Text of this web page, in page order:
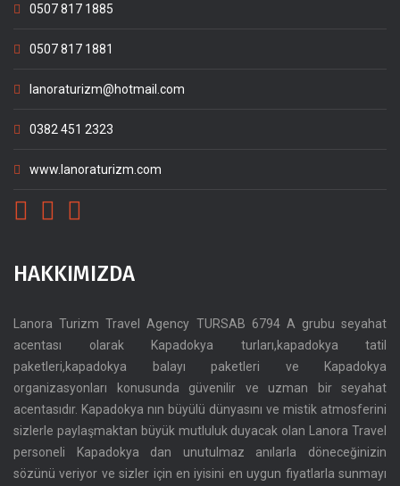
0507 817 1885
0507 817 1881
lanoraturizm@hotmail.com
0382 451 2323
www.lanoraturizm.com
HAKKIMIZDA
Lanora Turizm Travel Agency TURSAB 6794 A grubu seyahat
acentası olarak Kapadokya turları,kapadokya tatil
paketleri,kapadokya balayı paketleri ve Kapadokya
organizasyonları konusunda güvenilir ve uzman bir seyahat
acentasıdır. Kapadokya nın büyülü dünyasını ve mistik atmosferini
sizlerle paylaşmaktan büyük mutluluk duyacak olan Lanora Travel
personeli Kapadokya dan unutulmaz anılarla döneceğinizin
sözünü veriyor ve sizler için en iyisini en uygun fiyatlarla sunmayı